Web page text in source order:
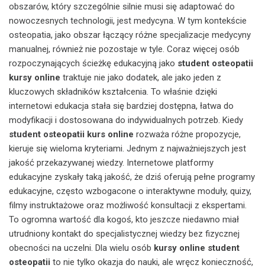
obszarów, który szczególnie silnie musi się adaptować do
nowoczesnych technologii, jest medycyna. W tym kontekście
osteopatia, jako obszar łączący różne specjalizacje medycyny
manualnej, również nie pozostaje w tyle. Coraz więcej osób
rozpoczynających ścieżkę edukacyjną jako student osteopatii
kursy online traktuje nie jako dodatek, ale jako jeden z
kluczowych składników kształcenia. To właśnie dzięki
internetowi edukacja stała się bardziej dostępna, łatwa do
modyfikacji i dostosowana do indywidualnych potrzeb. Kiedy
student osteopatii kurs online rozważa różne propozycje,
kieruje się wieloma kryteriami. Jednym z najważniejszych jest
jakość przekazywanej wiedzy. Internetowe platformy
edukacyjne zyskały taką jakość, że dziś oferują pełne programy
edukacyjne, często wzbogacone o interaktywne moduły, quizy,
filmy instruktażowe oraz możliwość konsultacji z ekspertami.
To ogromna wartość dla kogoś, kto jeszcze niedawno miał
utrudniony kontakt do specjalistycznej wiedzy bez fizycznej
obecności na uczelni. Dla wielu osób kursy online student
osteopatii to nie tylko okazja do nauki, ale wręcz konieczność,